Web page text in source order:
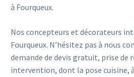
à Fourqueux.
Nos concepteurs et décorateurs
Fourqueux. N’hésitez pas à nous
demande de devis gratuit, prise de
intervention, dont la pose cuisine,